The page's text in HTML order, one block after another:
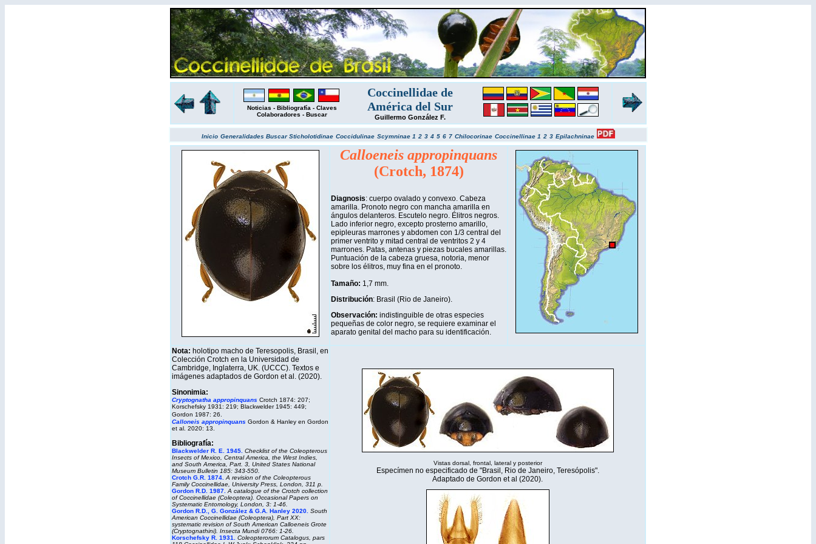
Noticias - Bibliografía - Claves
Colaboradores - Buscar
Coccinellidae de
América del Sur
Guillermo González F.
Inicio Generalidades BuscarSticholotidinae Coccidulinae Scymninae 1 2 3 4 5 6 7 Chilocorinae Coccinellinae 1 2 3 Epilachninae
Calloeneis appropinquans
(Crotch, 1874)
Diagnosis: cuerpo ovalado y convexo. Cabeza
amarilla. Pronoto negro con mancha amarilla en
ángulos delanteros. Escutelo negro. Élitros negros.
Lado inferior negro, excepto prosterno amarillo,
epipleuras marrones y abdomen con 1/3 central del
primer ventrito y mitad central de ventritos 2 y 4
marrones. Patas, antenas y piezas bucales amarillas.
Puntuación de la cabeza gruesa, notoria, menor
sobre los élitros, muy fina en el pronoto.
Tamaño: 1,7 mm.
Distribución: Brasil (Rio de Janeiro).
Observación: indistinguible de otras especies
pequeñas de color negro, se requiere examinar el
aparato genital del macho para su identificación.
Nota: holotipo macho de Teresopolis, Brasil, en
Colección Crotch en la Universidad de
Cambridge, Inglaterra, UK. (UCCC). Textos e
imágenes adaptados de Gordon et al. (2020).
Sinonimia:
Cryptognatha appropinquans Crotch 1874: 207;
Korschefsky 1931: 219; Blackwelder 1945: 449;
Gordon 1987: 26.
Calloneis appropinquans Gordon & Hanley en Gordon
et al. 2020: 13.
Bibliografía:
Blackwelder R. E. 1945. Checklist of the Coleopterous
Insects of Mexico, Central America, the West Indies,
and South America, Part. 3, United States National
Museum Bulletin 185: 343-550.
Crotch G.R. 1874. A revision of the Coleopterous
Family Coccinellidae, University Press, London, 311 p.
Gordon R.D. 1987. A catalogue of the Crotch collection
of Coccinellidae (Coleoptera). Occasional Papers on
Systematic Entomology, London, 3: 1-46.
Gordon R.D., G. González & G.A. Hanley 2020. South
American Coccinellidae (Coleoptera), Part XX:
systematic revision of South American Calloeneis Grote
(Cryptognathini). Insecta Mundi 0766: 1-26.
Korschefsky R. 1931.
Coleopterorum Catalogus , pars
Vistas dorsal, frontal, lateral y posterior
Especímen no especificado de "Brasil, Rio de Janeiro, Teresópolis".
Adaptado de Gordon et al (2020).